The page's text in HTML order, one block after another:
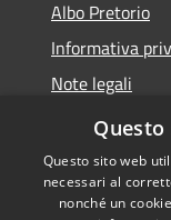
Albo Pretorio
Informativa
Note legali
Dichiarazione
Questo sito web
necessari al
nonché un